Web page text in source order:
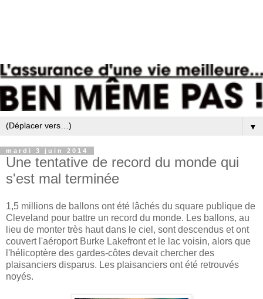
▼
mardi 3 juin 2014
Une tentative de record du monde qui
s'est mal terminée
1,5 millions de ballons ont été lâchés du square publique de
Cleveland pour battre un record du monde. Les ballons, au
lieu de monter très haut dans le ciel, sont descendus et ont
couvert l'aéroport Burke Lakefront et le lac voisin, alors que
l'hélicoptère des gardes-côtes devait chercher des
plaisanciers disparus. Les plaisanciers ont été retrouvés
noyés.